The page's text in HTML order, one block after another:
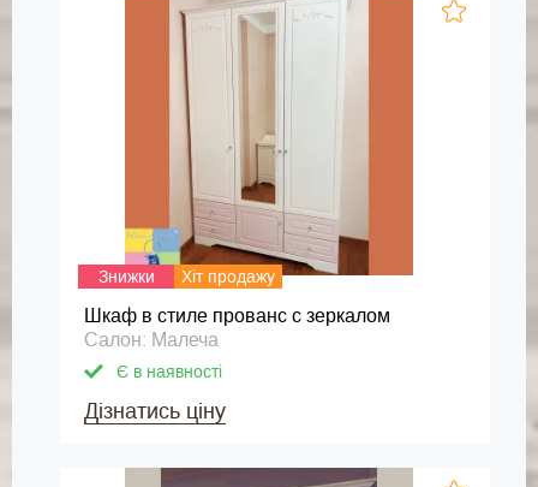
Знижки Хіт продажу
Шкаф в стиле прованс с зеркалом
Салон: Малеча
Є в наявності
Дізнатись ціну